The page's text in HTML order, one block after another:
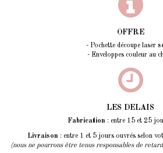
OFFRE
- Pochette découpe laser
- Enveloppes couleur au
LES DELAIS
Fabrication : entre 15 et 25
Livraison : entre 1 et 5 jours ouvrés selon
(nous ne pourrons être tenus responsables de